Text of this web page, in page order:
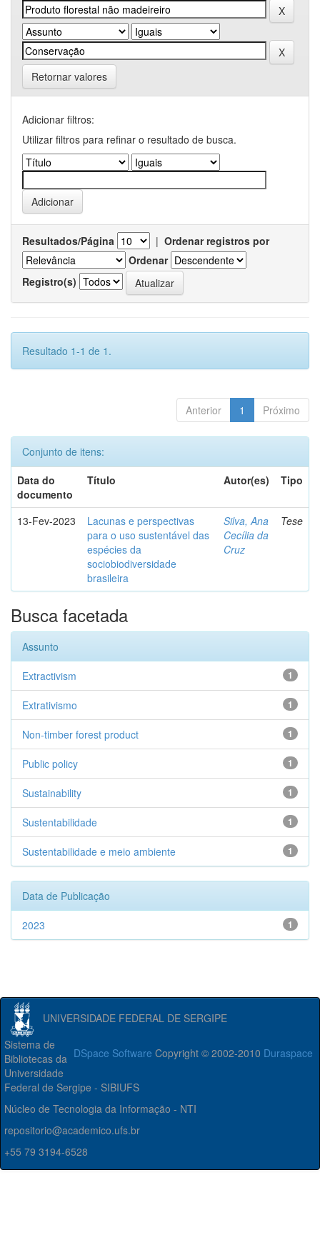
Retornar valores
Adicionar filtros:
Utilizar filtros para refinar o resultado de busca.
Resultados/Página | Ordenar registros por
Ordenar
Registro(s)
Resultado 1-1 de 1.
Anterior 1 Próximo
Conjunto de itens:
Data do
documento
Título Autor(es) Tipo
13-Fev-2023
Lacunas e perspectivas
para o uso sustentável das
espécies da
sociobiodiversidade
brasileira
Silva, Ana
Cecília da
Cruz
Tese
Busca facetada
Assunto
1
Extractivism
1
Extrativismo
1
Non-timber forest product
1
Public policy
1
Sustainability
1
Sustentabilidade
1
Sustentabilidade e meio ambiente
Data de Publicação
1
2023
UNIVERSIDADE FEDERAL DE SERGIPE
DSpace Software Copyright © 2002-2010 Duraspace
Sistema de
Bibliotecas da
Universidade
Federal de Sergipe - SIBIUFS
Núcleo de Tecnologia da Informação - NTI
repositorio@academico.ufs.br
+55 79 3194-6528